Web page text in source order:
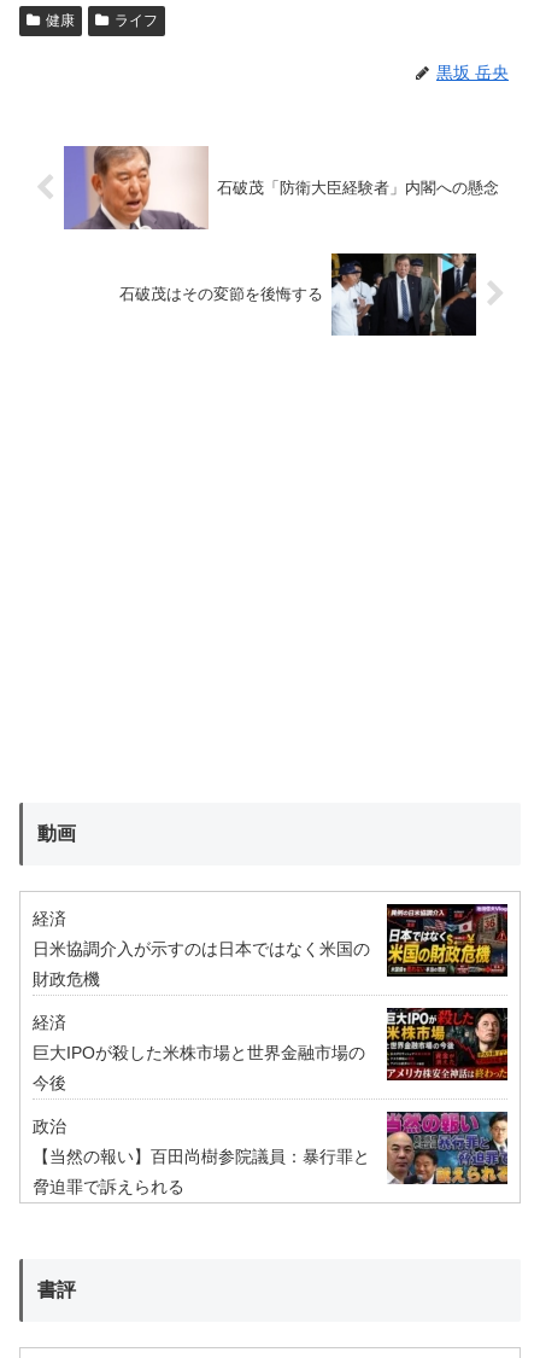
健康 ライフ
黒坂 岳央
石破茂「防衛大臣経験者」内閣への懸念
石破茂はその変節を後悔する
動画
経済
日米協調介入が示すのは日本ではなく米国の
財政危機
経済
巨大IPOが殺した米株市場と世界金融市場の
今後
政治
【当然の報い】百田尚樹参院議員：暴行罪と
脅迫罪で訴えられる
書評